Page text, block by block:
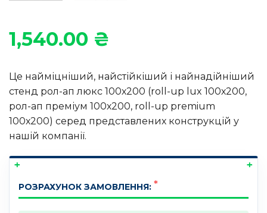
1,540.00 ₴
Це найміцніший, найстійкіший і найнадійніший
стенд рол-ап люкс 100х200 (roll-up lux 100х200,
рол-ап преміум 100х200, roll-up premium
100х200) серед представлених конструкцій у
нашій компанії.
РОЗРАХУНОК ЗАМОВЛЕННЯ: